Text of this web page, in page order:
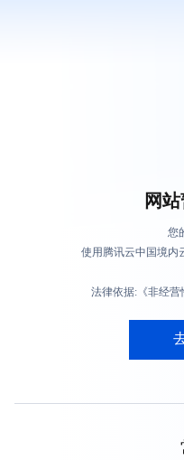
网
您
使用腾讯云中国境内
法律依据:《非经营